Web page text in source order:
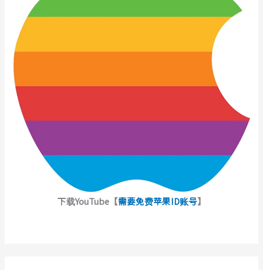
下载YouTube【需要免费苹果ID账号】